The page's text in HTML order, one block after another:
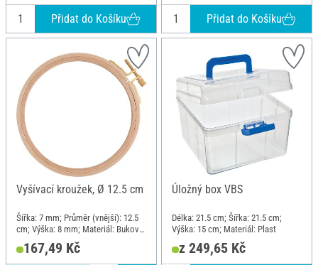
Přidat do Košíku Přidat do Košíku
Vyšívací kroužek, Ø 12.5 cm
Šířka: 7 mm; Průměr (vnější): 12.5
cm; Výška: 8 mm; Materiál: Bukové
167,49 Kč
Úložný box VBS
Délka: 21.5 cm; Šířka: 21.5 cm;
Výška: 15 cm; Materiál: Plast
z 249,65 Kč